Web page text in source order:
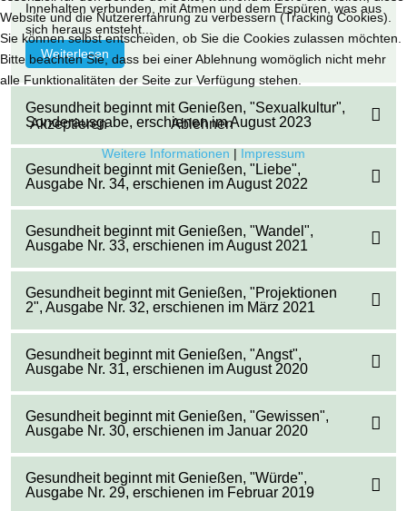
Innehalten verbunden, mit Atmen und dem Erspüren, was aus
sich heraus entsteht...
Weiterlesen
Gesundheit beginnt mit Genießen, "Sexualkultur",
Sonderausgabe, erschienen im August 2023
Gesundheit beginnt mit Genießen, "Liebe",
Ausgabe Nr. 34, erschienen im August 2022
Gesundheit beginnt mit Genießen, "Wandel",
Ausgabe Nr. 33, erschienen im August 2021
Gesundheit beginnt mit Genießen, "Projektionen
2", Ausgabe Nr. 32, erschienen im März 2021
Gesundheit beginnt mit Genießen, "Angst",
Ausgabe Nr. 31, erschienen im August 2020
Gesundheit beginnt mit Genießen, "Gewissen",
Ausgabe Nr. 30, erschienen im Januar 2020
Gesundheit beginnt mit Genießen, "Würde",
Ausgabe Nr. 29, erschienen im Februar 2019
Website und die Nutzererfahrung zu verbessern (Tracking Cookies).
Sie können selbst entscheiden, ob Sie die Cookies zulassen möchten.
Bitte beachten Sie, dass bei einer Ablehnung womöglich nicht mehr
alle Funktionalitäten der Seite zur Verfügung stehen.
Akzeptieren Ablehnen
Weitere Informationen | Impressum